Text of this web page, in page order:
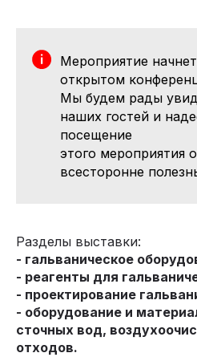
Мероприятие
открытом
Мы будем рады
наших гостей и
посещение
этого мероприятия
всесторонне
Разделы выставки:
- гальваническое
- реагенты для
- проектирование
- оборудование и
сточных вод,
отходов.